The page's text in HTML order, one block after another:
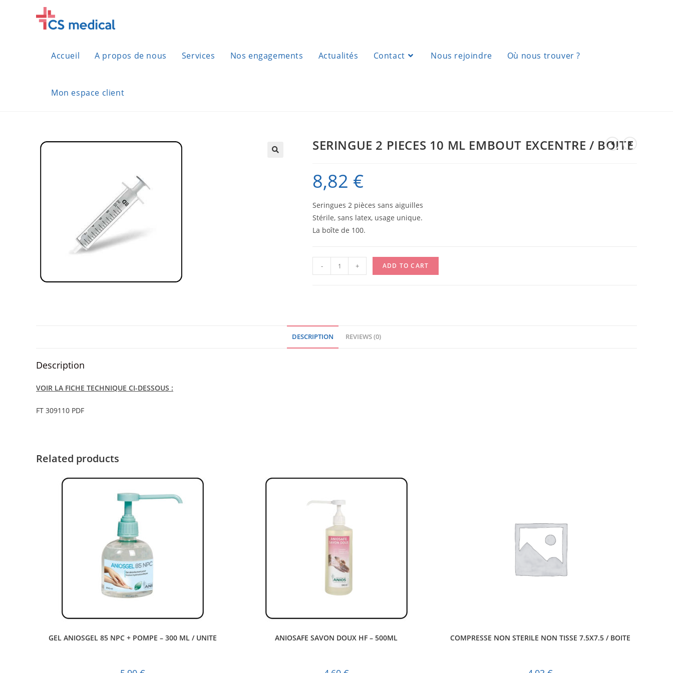
Accueil A propos de nous Services Nos engagements Actualités Contact Nous rejoindre Où nous trouver ?
Mon espace client
SERINGUE 2 PIECES 10 ML EMBOUT EXCENTRE / BOITE
8,82 €
Seringues 2 pièces sans aiguilles
Stérile, sans latex, usage unique.
La boîte de 100.
SERINGUE
2
EMBOUT
EXCENTRE
/
- + ADD TO CART
DESCRIPTION REVIEWS (0)
Description
VOIR LA FICHE TECHNIQUE CI-DESSOUS :
FT 309110 PDF
Related products
GEL ANIOSGEL 85 NPC + POMPE – 300 ML / UNITE ANIOSAFE SAVON DOUX HF – 500ML COMPRESSE NON STERILE NON TISSE 7.5X7.5 / BOITE